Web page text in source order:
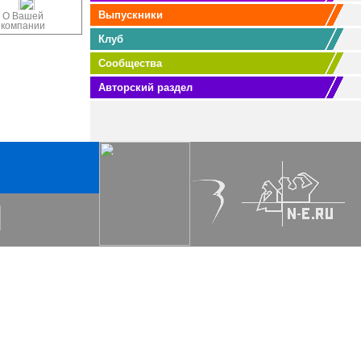
О Вашей
компании
Выпускники
Клуб
Сообщества
Авторский раздел